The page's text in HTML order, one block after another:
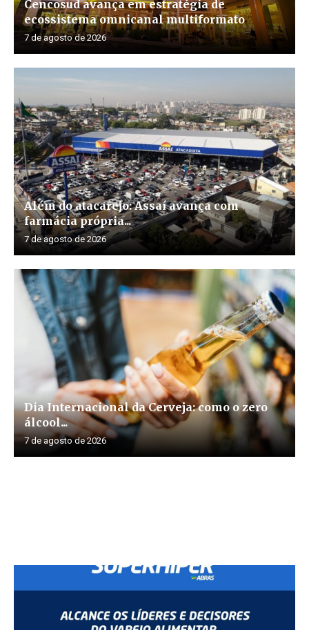
Cencosud avança em estratégia de
ecossistema omnicanal multiformato
7 de agosto de 2026
Além do atacarejo: Assaí avança com
farmácia própria...
7 de agosto de 2026
Dia Internacional da Cerveja: como o zero
álcool...
7 de agosto de 2026